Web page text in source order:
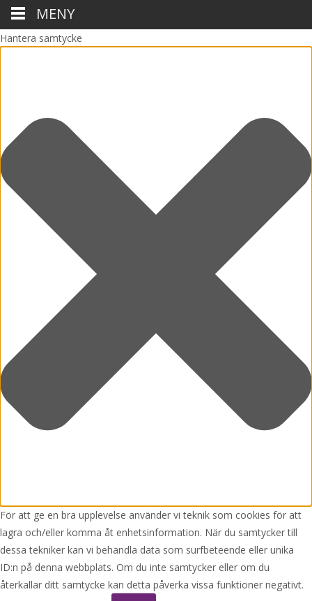
Hantera samtycke
För att ge en bra upplevelse använder vi teknik som cookies för att
lagra och/eller komma åt enhetsinformation. När du samtycker till
dessa tekniker kan vi behandla data som surfbeteende eller unika
ID:n på denna webbplats. Om du inte samtycker eller om du
återkallar ditt samtycke kan detta påverka vissa funktioner negativt.
MENY